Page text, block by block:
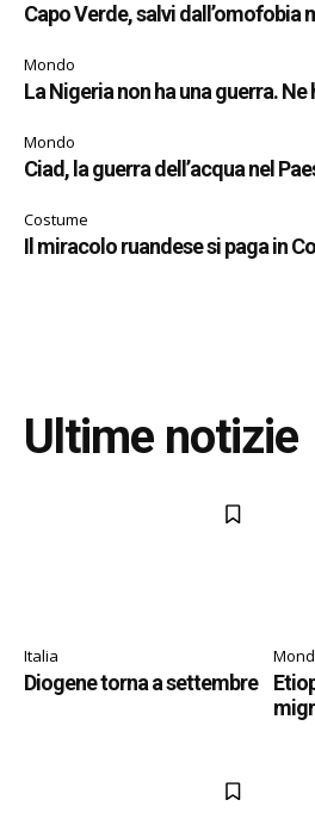
Capo Verde, salvi dall’omofobia
Mondo
La Nigeria non ha una guerra.
Mondo
Ciad, la guerra dell’acqua nel
Costume
Il miracolo ruandese si paga in
Ultime notizie
Italia
Diogene torna a settembre